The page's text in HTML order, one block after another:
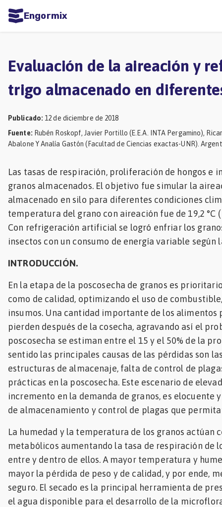
Engormix
Agricultura
Balanceados
Piensos
Avicultura
Lechería
Micotoxinas
Porcicultura
Evaluación de la aireación y
trigo almacenado en
Publicado: 12 de diciembre de 2018
Fuente: Rubén Roskopf, Javier Portillo (E.E.A. INTA Pergamino),
Abalone Y Analía Gastón (Facultad de Ciencias exactas-UNR).
Las tasas de respiración, proliferación de hongos e
granos almacenados. El objetivo fue simular la
almacenado en silo para diferentes condiciones
temperatura del grano con aireación fue de 19,2 °C
Con refrigeración artificial se logró enfriar los
insectos con un consumo de energía variable según
INTRODUCCIÓN.
En la etapa de la poscosecha de granos es
como de calidad, optimizando el uso de
insumos. Una cantidad importante de los alimentos
pierden después de la cosecha, agravando así el
poscosecha se estiman entre el 15 y el 50% de la
sentido las principales causas de las pérdidas son
estructuras de almacenaje, falta de control de
prácticas en la poscosecha. Este escenario de
incremento en la demanda de granos, es elocuente
de almacenamiento y control de plagas que
La humedad y la temperatura de los granos actúan
metabólicos aumentando la tasa de respiración de
entre y dentro de ellos. A mayor temperatura y
mayor la pérdida de peso y de calidad, y por ende,
seguro. El secado es la principal herramienta de
el agua disponible para el desarrollo de la